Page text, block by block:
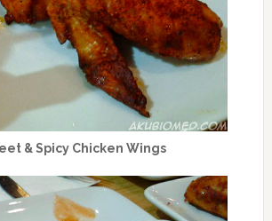
& Spicy Chicken Wings